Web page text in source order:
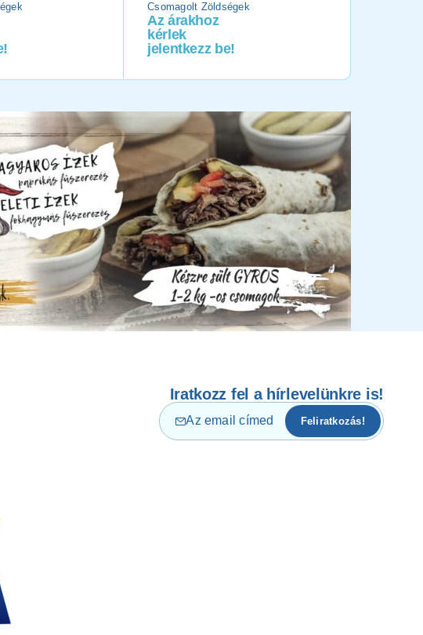
Csomagolt Zöldségek
Az árakhoz
kérlek
jelentkezz be!
Iratkozz fel a hírlevelünkre is!